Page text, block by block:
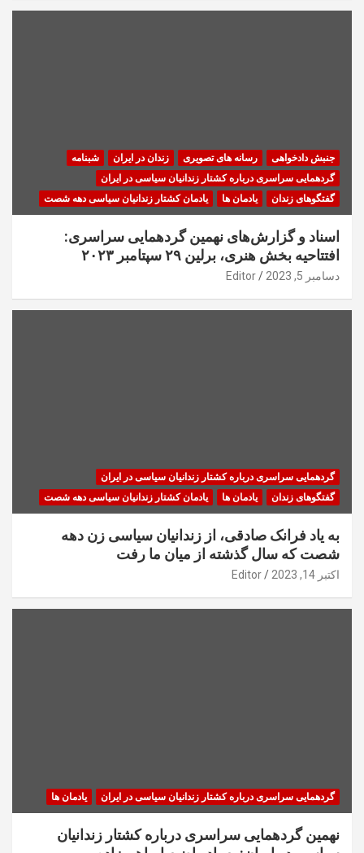
جنبش دادخواهی رسانه های تصویری زندان در ایران
شبنامه
گردهمایی سراسری درباره کشتار زندانیان سیاسی در ایران
گفتگوهای زندان
یادمان ها یادمان کشتار زندانیان سیاسی دهه شصت
اسناد و گزارش‌های نهمین گردهمایی سراسری:
افتتاحیه بخش هنری، برلین ۲۹ سپتامبر ۲۰۲۳
دسامبر 5, 2023 Editor
گردهمایی سراسری درباره کشتار زندانیان سیاسی در ایران
گفتگوهای زندان
یادمان ها یادمان کشتار زندانیان سیاسی دهه شصت
به یاد فرانک صادقی، از زندانیان سیاسی زن دهه
شصت که سال گذشته از میان ما رفت
اکتبر 14, 2023 Editor
گردهمایی سراسری درباره کشتار زندانیان سیاسی در ایران یادمان ها
نهمین گردهمایی سراسری درباره کشتار زندانیان